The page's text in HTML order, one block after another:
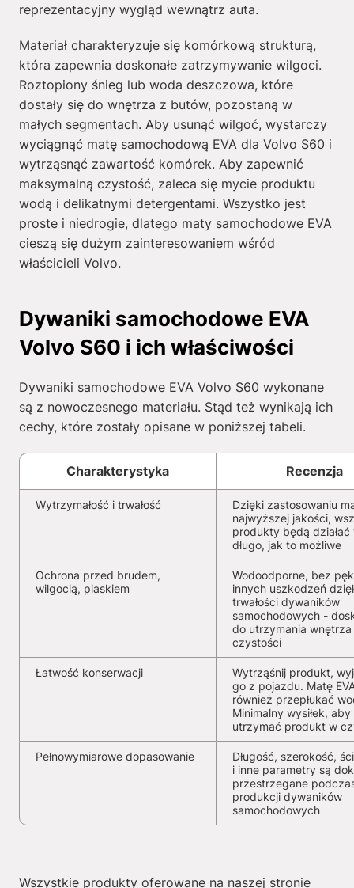
reprezentacyjny wygląd wewnątrz auta.
Materiał charakteryzuje się komórkową strukturą,
która zapewnia doskonałe zatrzymywanie wilgoci.
Roztopiony śnieg lub woda deszczowa, które
dostały się do wnętrza z butów, pozostaną w
małych segmentach. Aby usunąć wilgoć, wystarczy
wyciągnąć matę samochodową EVA dla Volvo S60 i
wytrząsnąć zawartość komórek. Aby zapewnić
maksymalną czystość, zaleca się mycie produktu
wodą i delikatnymi detergentami. Wszystko jest
proste i niedrogie, dlatego maty samochodowe EVA
cieszą się dużym zainteresowaniem wśród
właścicieli Volvo.
Dywaniki samochodowe EVA
Volvo S60 i ich właściwości
Dywaniki samochodowe EVA Volvo S60 wykonane
są z nowoczesnego materiału. Stąd też wynikają ich
cechy, które zostały opisane w poniższej tabeli.
Charakterystyka Recenzja
Wytrzymałość i trwałość
Dzięki zastosowaniu
najwyższej jakości,
produkty będą działać
długo, jak to możliwe
Ochrona przed brudem,
wilgocią, piaskiem
Wodoodporne, bez
innych uszkodzeń
trwałości dywaników
samochodowych -
do utrzymania wnętrza
czystości
Łatwość konserwacji
Wytrząśnij produkt,
go z pojazdu. Matę
również przepłukać
Minimalny wysiłek, aby
utrzymać produkt w
Pełnowymiarowe dopasowanie
Długość, szerokość,
i inne parametry są
przestrzegane
produkcji dywaników
samochodowych
Wszystkie produkty oferowane na naszej stronie